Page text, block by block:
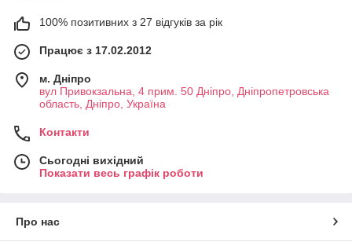
100% позитивних з 27 відгуків за рік
Працює з 17.02.2012
м. Дніпро
вул Привокзальна, 4 прим. 50 Дніпро, Дніпропетровська
область, Дніпро, Україна
Контакти
Сьогодні вихідний
Показати весь графік роботи
Про нас